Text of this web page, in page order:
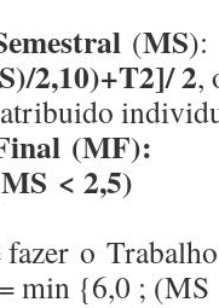
(MS):
2,10)+T2]/ 2,
(MF):
< 2,5)
fazer o
{6,0 ; (MS